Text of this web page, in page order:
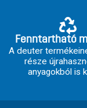
Fenntartható
A deuter
része
anyagokból is